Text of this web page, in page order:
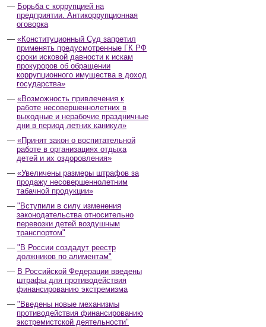
Борьба с коррупцией на
предприятии. Антикоррупционная
оговорка
«Конституционный Суд запретил
применять предусмотренные ГК РФ
сроки исковой давности к искам
прокуроров об обращении
коррупционного имущества в доход
государства»
«Возможность привлечения к
работе несовершеннолетних в
выходные и нерабочие праздничные
дни в период летних каникул»
«Принят закон о воспитательной
работе в организациях отдыха
детей и их оздоровления»
«Увеличены размеры штрафов за
продажу несовершеннолетним
табачной продукции»
"Вступили в силу изменения
законодательства относительно
перевозки детей воздушным
транспортом"
"В России создадут реестр
должников по алиментам"
В Российской Федерации введены
штрафы для противодействия
финансированию экстремизма
"Введены новые механизмы
противодействия финансированию
экстремистской деятельности"